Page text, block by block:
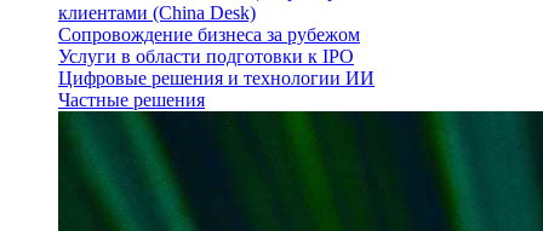
клиентами (China Desk)
Сопровождение бизнеса за рубежом
Услуги в области подготовки к IPO
Цифровые решения и технологии ИИ
Частные решения